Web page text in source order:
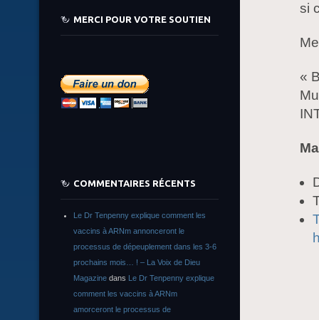
si
«
MERCI POUR VOTRE SOUTIEN
COMMENTAIRES RÉCENTS
Le Dr Tenpenny explique comment les
vaccins à ARNm annonceront le
processus de dépeuplement dans les 3-6
prochains mois… ! – La Voix de Dieu
Magazine dans Le Dr Tenpenny explique
comment les vaccins à ARNm
amorceront le processus de